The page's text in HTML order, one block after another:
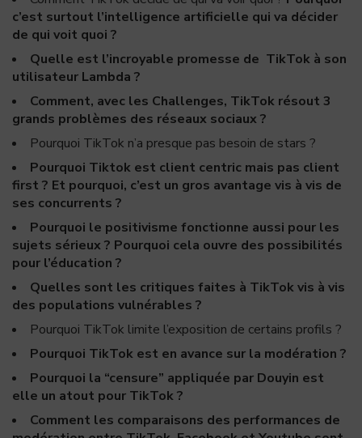
c’est surtout l’intelligence artificielle qui va décider
de qui voit quoi ?
Quelle est l’incroyable promesse de TikTok à son
utilisateur Lambda ?
Comment, avec les Challenges, TikTok résout 3
grands problèmes des réseaux sociaux ?
Pourquoi TikTok n’a presque pas besoin de stars ?
Pourquoi Tiktok est client centric mais pas client
first ? Et pourquoi, c’est un gros avantage vis à vis de
ses concurrents ?
Pourquoi le positivisme fonctionne aussi pour les
sujets sérieux ? Pourquoi cela ouvre des possibilités
pour l’éducation ?
Quelles sont les critiques faites à TikTok vis à vis
des populations vulnérables ?
Pourquoi TikTok limite l’exposition de certains profils ?
Pourquoi TikTok est en avance sur la modération ?
Pourquoi la “censure” appliquée par Douyin est
elle un atout pour TikTok ?
Comment les comparaisons des performances de